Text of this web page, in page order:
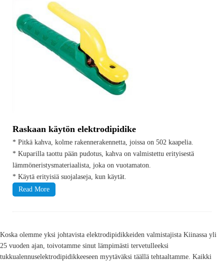
Raskaan käytön elektrodipidike
* Pitkä kahva, kolme rakennerakennetta, joissa on 502 kaapelia.
* Kuparilla taottu pään pudotus, kahva on valmistettu erityisestä
lämmöneristysmateriaalista, joka on vuotamaton.
* Käytä erityisiä suojalaseja, kun käytät.
Read More
Koska olemme yksi johtavista elektrodipidikkeiden valmistajista Kiinassa yli
25 vuoden ajan, toivotamme sinut lämpimästi tervetulleeksi
tukkualennuselektrodipidikkeeseen myytäväksi täällä tehtaaltamme. Kaikki